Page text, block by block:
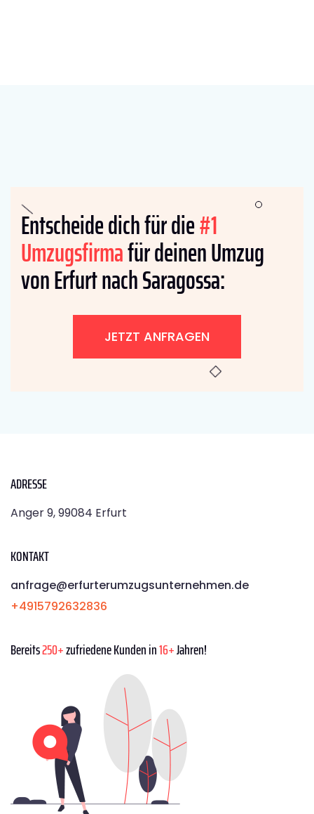
Entscheide dich für die#1
Umzugsfirmafür deinen Umzug
von Erfurt nach Saragossa:
JETZT ANFRAGEN
ADRESSE
Anger 9, 99084 Erfurt
KONTAKT
anfrage@erfurterumzugsunternehmen.de
+4915792632836
Bereits250+zufriedene Kunden in16+Jahren!